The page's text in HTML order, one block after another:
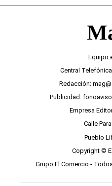
Equipo
Central
Redacción:
Publicidad:
Empresa
Calle
Pueblo
Copyright ©
Grupo El Comercio -